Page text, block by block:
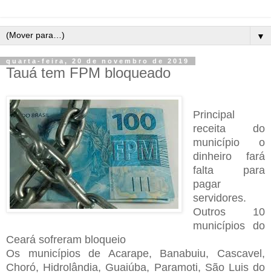
▼
quarta-feira, 20 de novembro de 2019
Tauá tem FPM bloqueado
Principal
receita do
município o
dinheiro fará
falta para
pagar
servidores.
Outros 10
municípios do
Ceará sofreram bloqueio
Os municípios de Acarape, Banabuiu, Cascavel,
Choró, Hidrolândia, Guaiúba, Paramoti, São Luis do